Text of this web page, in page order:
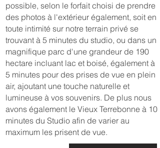
possible, selon le forfait choisi de prendre
des photos à l'extérieur également, soit en
toute intimité sur notre terrain privé se
trouvant à 5 minutes du studio, ou dans un
magnifique parc d'une grandeur de 190
hectare incluant lac et boisé, également à
5 minutes pour des prises de vue en plein
air, ajoutant une touche naturelle et
lumineuse à vos souvenirs. De plus nous
avons également le Vieux Terrebonne à 10
minutes du Studio afin de varier au
maximum les prisent de vue.